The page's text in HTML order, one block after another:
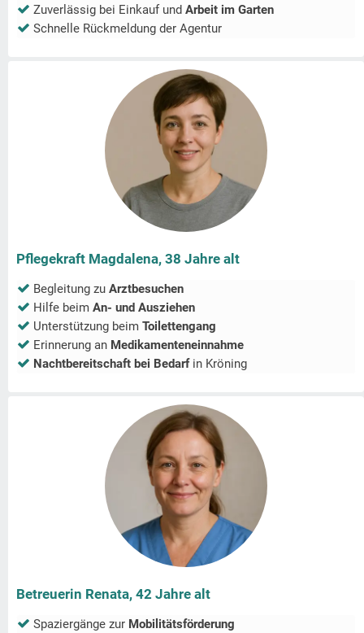
Zuverlässig bei Einkauf und Arbeit im Garten
Schnelle Rückmeldung der Agentur
Pflegekraft Magdalena, 38 Jahre alt
Begleitung zu Arztbesuchen
Hilfe beim An- und Ausziehen
Unterstützung beim Toilettengang
Erinnerung an Medikamenteneinnahme
Nachtbereitschaft bei Bedarfin Kröning
Betreuerin Renata, 42 Jahre alt
Spaziergänge zur Mobilitätsförderung